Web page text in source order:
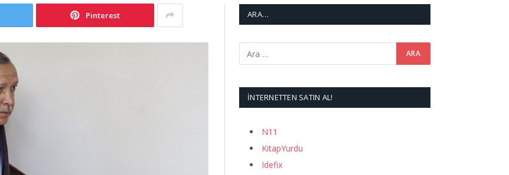
Pinterest ARA…
İNTERNETTEN SATIN AL!
N11
KitapYurdu
Idefix